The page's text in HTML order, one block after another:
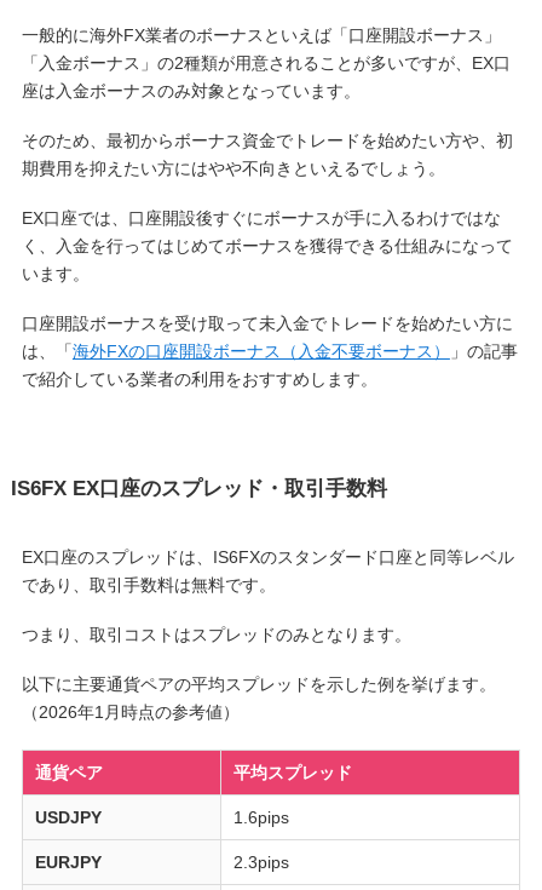
一般的に海外FX業者のボーナスといえば「口座開設ボーナス」
「入金ボーナス」の2種類が用意されることが多いですが、EX口
座は入金ボーナスのみ対象となっています。
そのため、最初からボーナス資金でトレードを始めたい方や、初
期費用を抑えたい方にはやや不向きといえるでしょう。
EX口座では、口座開設後すぐにボーナスが手に入るわけではな
く、入金を行ってはじめてボーナスを獲得できる仕組みになって
います。
口座開設ボーナスを受け取って未入金でトレードを始めたい方に
は、「海外FXの口座開設ボーナス（入金不要ボーナス）
」の記事
で紹介している業者の利用をおすすめします。
IS6FX EX口座のスプレッド・取引手数料
EX口座のスプレッドは、IS6FXのスタンダード口座と同等レベル
であり、取引手数料は無料です。
つまり、取引コストはスプレッドのみとなります。
以下に主要通貨ペアの平均スプレッドを示した例を挙げます。
（2026年1月時点の参考値）
通貨ペア 平均スプレッド
USDJPY 1.6pips
EURJPY 2.3pips